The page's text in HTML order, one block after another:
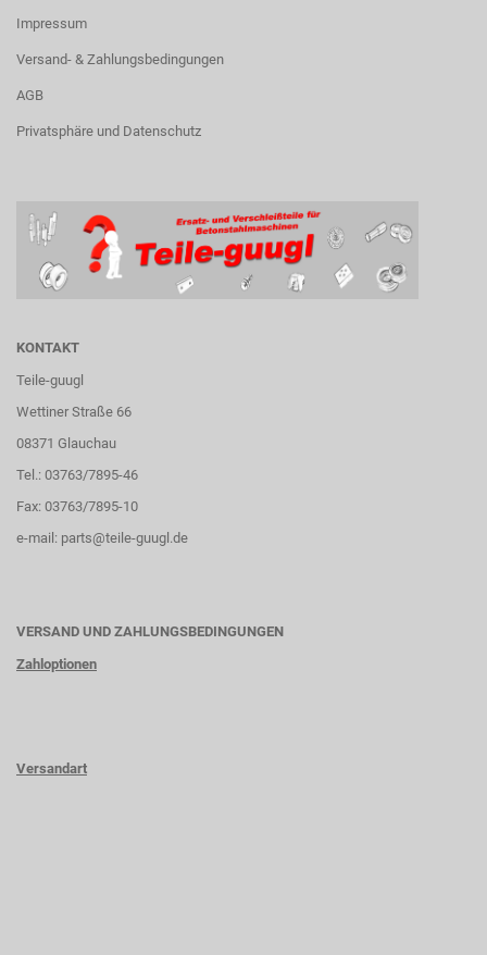
Impressum
Versand- & Zahlungsbedingungen
AGB
Privatsphäre und Datenschutz
KONTAKT
Teile-guugl
Wettiner Straße 66
08371 Glauchau
Tel.: 03763/7895-46
Fax: 03763/7895-10
e-mail: parts@teile-guugl.de
VERSAND UND ZAHLUNGSBEDINGUNGEN
Zahloptionen
Versandart